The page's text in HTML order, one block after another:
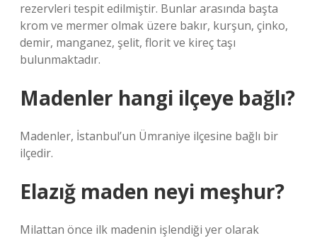
rezervleri tespit edilmiştir. Bunlar arasında başta
krom ve mermer olmak üzere bakır, kurşun, çinko,
demir, manganez, şelit, florit ve kireç taşı
bulunmaktadır.
Madenler hangi ilçeye bağlı?
Madenler, İstanbul’un Ümraniye ilçesine bağlı bir
ilçedir.
Elazığ maden neyi meşhur?
Milattan önce ilk madenin işlendiği yer olarak